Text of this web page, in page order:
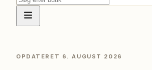
OPDATERET 6. AUGUST 2026